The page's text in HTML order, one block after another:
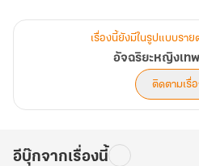
เรื่องนี้ยังมีในรูปแบบรา
อัจฉริยะหญิงเท
ติดตามเรื่
อีบุ๊กจากเรื่องนี้